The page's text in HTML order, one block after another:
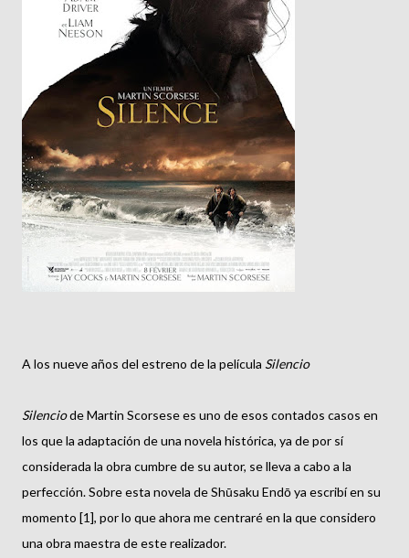
A los nueve años del estreno de la película Silencio
Silenciode Martin Scorsese es uno de esos contados casos en
los que la adaptación de una novela histórica, ya de por sí
considerada la obra cumbre de su autor, se lleva a cabo a la
perfección. Sobre esta novela de Shūsaku Endō ya escribí en su
momento [1], por lo que ahora me centraré en la que considero
una obra maestra de este realizador.